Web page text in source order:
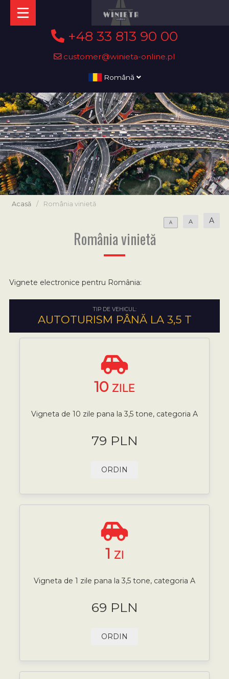
+48 33 813 90 00
customer@winieta-online.pl
Română
Acasă / România vinietă
A A A
România vinietă
Vignete electronice pentru România:
TIP DE VEHICUL:
AUTOTURISM PÂNĂ LA 3,5 T
10 ZILE
Vigneta de 10 zile pana la 3,5 tone, categoria A
79 PLN
ORDIN
1 ZI
Vigneta de 1 zile pana la 3,5 tone, categoria A
69 PLN
ORDIN